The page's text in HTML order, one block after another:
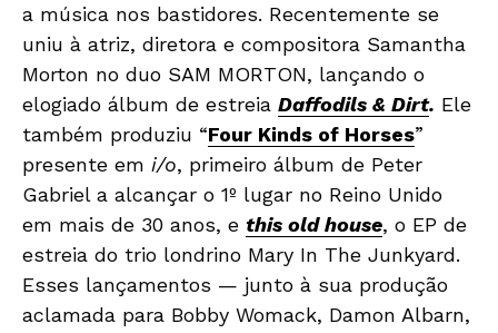
a música nos bastidores. Recentemente se
uniu à atriz, diretora e compositora Samantha
Morton no duo SAM MORTON, lançando o
elogiado álbum de estreia Daffodils & Dirt. Ele
também produziu “Four Kinds of Horses”
presente em i/o, primeiro álbum de Peter
Gabriel a alcançar o 1º lugar no Reino Unido
em mais de 30 anos, e this old house, o EP de
estreia do trio londrino Mary In The Junkyard.
Esses lançamentos — junto à sua produção
aclamada para Bobby Womack, Damon Albarn,